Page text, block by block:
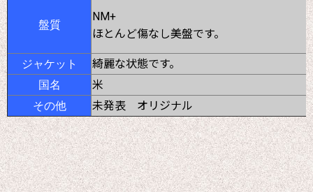
盤質
NM+
ほとんど傷なし美盤です。
ジャケット 綺麗な状態です。
国名 米
その他 未発表 オリジナル